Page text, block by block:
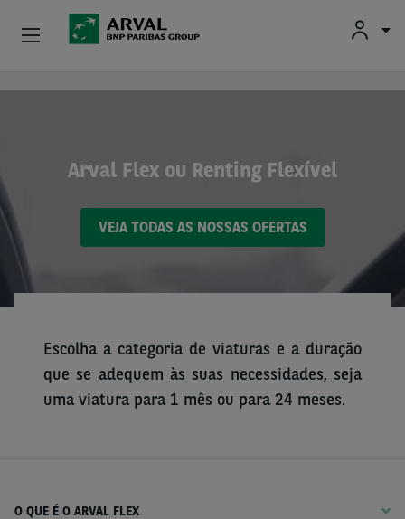
Arval Flex ou Renting Flexível
VEJA TODAS AS NOSSAS OFERTAS
Escolha a categoria de viaturas e a duração
que se adequem às suas necessidades, seja
uma viatura para 1 mês ou para 24 meses.
O QUE É O ARVAL FLEX
Particulares